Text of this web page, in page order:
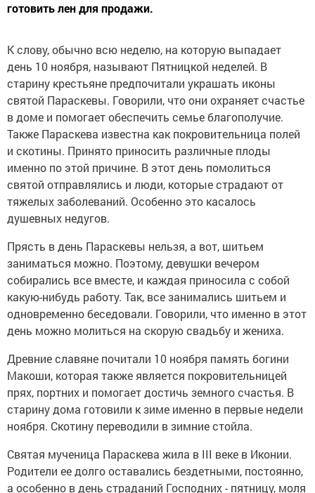
готовить лен для продажи.
К слову, обычно всю неделю, на которую выпадает
день 10 ноября, называют Пятницкой неделей. В
старину крестьяне предпочитали украшать иконы
святой Параскевы. Говорили, что они охраняет счастье
в доме и помогает обеспечить семье благополучие.
Также Параскева известна как покровительница полей
и скотины. Принято приносить различные плоды
именно по этой причине. В этот день помолиться
святой отправлялись и люди, которые страдают от
тяжелых заболеваний. Особенно это касалось
душевных недугов.
Прясть в день Параскевы нельзя, а вот, шитьем
заниматься можно. Поэтому, девушки вечером
собирались все вместе, и каждая приносила с собой
какую-нибудь работу. Так, все занимались шитьем и
одновременно беседовали. Говорили, что именно в этот
день можно молиться на скорую свадьбу и жениха.
Древние славяне почитали 10 ноября память богини
Макоши, которая также является покровительницей
прях, портних и помогает достичь земного счастья. В
старину дома готовили к зиме именно в первые недели
ноября. Скотину переводили в зимние стойла.
Святая мученица Параскева жила в III веке в Иконии.
Родители ее долго оставались бездетными, постоянно,
а особенно в день страданий Господних - пятницу, моля